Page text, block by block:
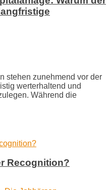
stehen zunehmend vor der
werterhaltend und
Während die
Recognition?